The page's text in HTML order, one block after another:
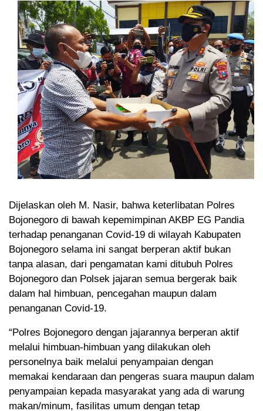
Dijelaskan oleh M. Nasir, bahwa keterlibatan Polres
Bojonegoro di bawah kepemimpinan AKBP EG Pandia
terhadap penanganan Covid-19 di wilayah Kabupaten
Bojonegoro selama ini sangat berperan aktif bukan
tanpa alasan, dari pengamatan kami ditubuh Polres
Bojonegoro dan Polsek jajaran semua bergerak baik
dalam hal himbuan, pencegahan maupun dalam
penanganan Covid-19.
“Polres Bojonegoro dengan jajarannya berperan aktif
melalui himbuan-himbuan yang dilakukan oleh
personelnya baik melalui penyampaian dengan
memakai kendaraan dan pengeras suara maupun dalam
penyampaian kepada masyarakat yang ada di warung
makan/minum, fasilitas umum dengan tetap